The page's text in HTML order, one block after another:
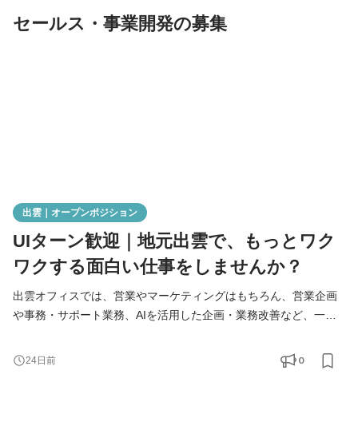
セールス・事業開発の募集
出雲｜オープンポジション
UIターン歓迎｜地元出雲で、もっとワク
ワクする面白い仕事をしませんか？
出雲オフィスでは、営業やマーケティングはもちろん、営業企画
や事務・サポート業務、AIを活用した企画・業務改善など、一人
「営業だけ」「事務だけ」と役割を狭めるのではなく、新しいプ
ロジェクトや地域との取り組みなど、興味があれば職種の枠を超
24日前 0